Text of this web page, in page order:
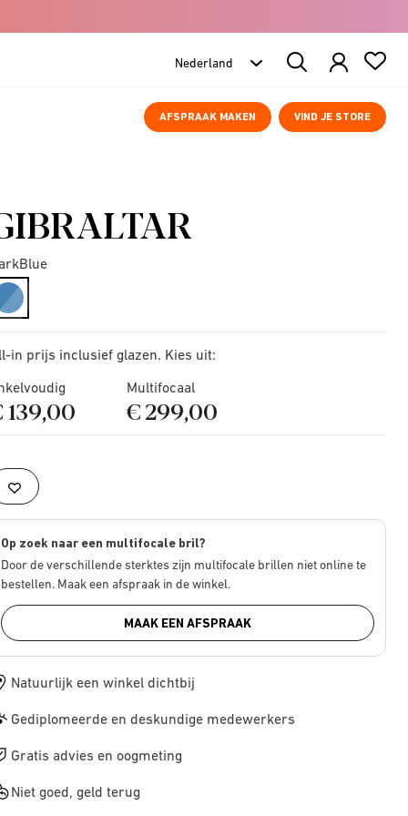
Search
Products
AFSPRAAK MAKEN VIND JE STORE
selected
in prijs inclusief glazen. Kies uit:
139,00
Multifocaal
€ 299,00
Op zoek naar een multifocale bril?
Door de verschillende sterktes zijn multifocale brillen niet online te
bestellen. Maak een afspraak in de winkel.
MAAK EEN AFSPRAAK
Natuurlijk een winkel dichtbij
Gediplomeerde en deskundige medewerkers
Gratis advies en oogmeting
Niet goed, geld terug